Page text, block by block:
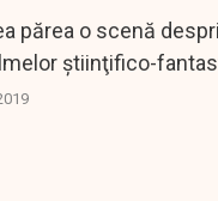
părea o scenă
ştiinţifico-
să abunde